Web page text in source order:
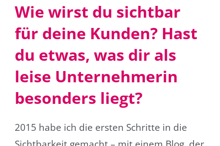
Wie wirst du sichtbar
für deine Kunden? Hast
du etwas, was dir als
leise Unternehmerin
besonders liegt?
2015 habe ich die ersten Schritte in die